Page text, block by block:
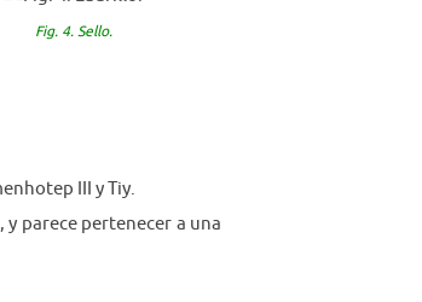
Fig. 4. Sello.
III y Tiy.
parece pertenecer a una